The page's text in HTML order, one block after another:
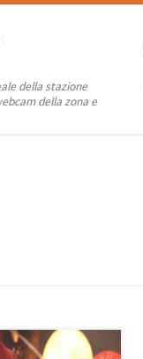
della stazione
della zona e